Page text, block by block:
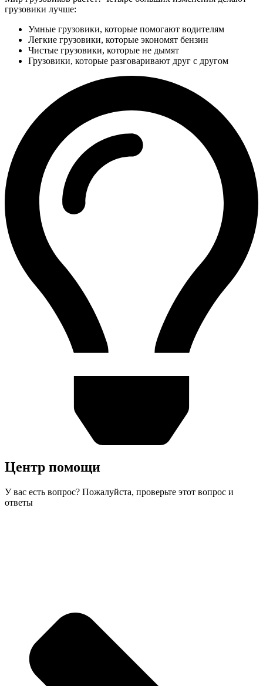
грузовики лучше:
Умные грузовики, которые помогают водителям
Легкие грузовики, которые экономят бензин
Чистые грузовики, которые не дымят
Грузовики, которые разговаривают друг с другом
Центр помощи
У вас есть вопрос? Пожалуйста, проверьте этот вопрос и
ответы